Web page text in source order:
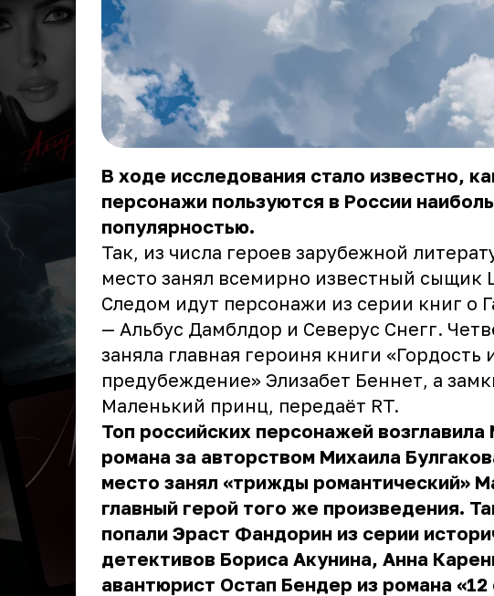
В ходе исследования стало известно,
персонажи пользуются в России
популярностью.
Так, из числа героев зарубежной
место занял всемирно известный сыщик
Следом идут персонажи из серии книг о
— Альбус Дамблдор и Северус Снегг.
заняла главная героиня книги «Гордость
предубеждение» Элизабет Беннет, а
Маленький принц, передаёт RT.
Топ российских персонажей возглавила
романа за авторством Михаила
место занял «трижды романтический»
главный герой того же произведения.
попали Эраст Фандорин из серии
детективов Бориса Акунина, Анна
авантюрист Остап Бендер из романа «12